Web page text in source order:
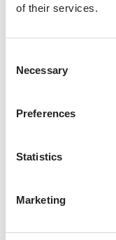
of their services.
Selection
Necessary
Preferences
Statistics
Marketing
aufgehen. Kann